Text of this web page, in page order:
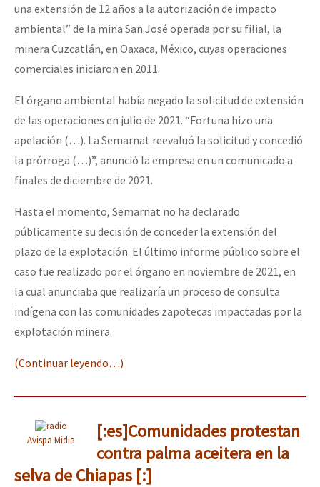
una extensión de 12 años a la autorización de impacto
ambiental” de la mina San José operada por su filial, la
minera Cuzcatlán, en Oaxaca, México, cuyas operaciones
comerciales iniciaron en 2011.
El órgano ambiental había negado la solicitud de extensión
de las operaciones en julio de 2021. “Fortuna hizo una
apelación (…). La Semarnat reevaluó la solicitud y concedió
la prórroga (…)”, anunció la empresa en un comunicado a
finales de diciembre de 2021.
Hasta el momento, Semarnat no ha declarado
públicamente su decisión de conceder la extensión del
plazo de la explotación. El último informe público sobre el
caso fue realizado por el órgano en noviembre de 2021, en
la cual anunciaba que realizaría un proceso de consulta
indígena con las comunidades zapotecas impactadas por la
explotación minera.
(Continuar leyendo…)
Avispa Midia
[:es]Comunidades protestan
contra palma aceitera en la
selva de Chiapas [:]